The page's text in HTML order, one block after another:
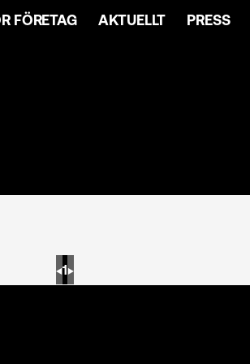
FÖRETAG AKTUELLT PRESS
◀︎1▶︎